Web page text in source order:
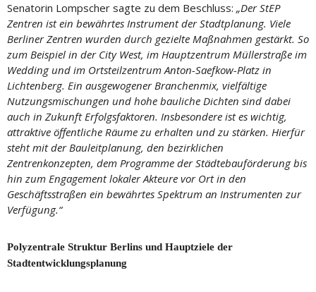
Senatorin Lompscher sagte zu dem Beschluss: „Der StEP
Zentren ist ein bewährtes Instrument der Stadtplanung. Viele
Berliner Zentren wurden durch gezielte Maßnahmen gestärkt. So
zum Beispiel in der City West, im Hauptzentrum Müllerstraße im
Wedding und im Ortsteilzentrum Anton-Saefkow-Platz in
Lichtenberg. Ein ausgewogener Branchenmix, vielfältige
Nutzungsmischungen und hohe bauliche Dichten sind dabei
auch in Zukunft Erfolgsfaktoren. Insbesondere ist es wichtig,
attraktive öffentliche Räume zu erhalten und zu stärken. Hierfür
steht mit der Bauleitplanung, den bezirklichen
Zentrenkonzepten, dem Programme der Städtebauförderung bis
hin zum Engagement lokaler Akteure vor Ort in den
Geschäftsstraßen ein bewährtes Spektrum an Instrumenten zur
Verfügung.“
Polyzentrale Struktur Berlins und Hauptziele der
Stadtentwicklungsplanung